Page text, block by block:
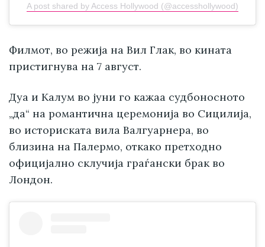
A post shared by Access Hollywood (@accesshollywood)
Филмот, во режија на Вил Глак, во кината
пристигнува на 7 август.
Дуа и Калум во јуни го кажаа судбоносното
„да“ на романтична церемонија во Сицилија,
во историската вила Валгуарнера, во
близина на Палермо, откако претходно
официјално склучија граѓански брак во
Лондон.